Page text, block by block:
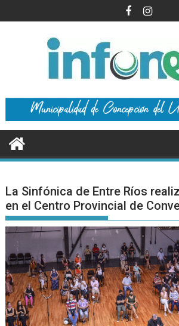
al
La Sinfónica de Entre Ríos
en el Centro Provincial de